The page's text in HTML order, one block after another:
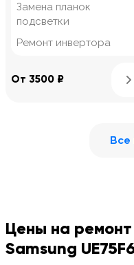
Замена планок
подсветки
Ремонт инвертора
От 3500 ₽
Все
Цены на
Samsung